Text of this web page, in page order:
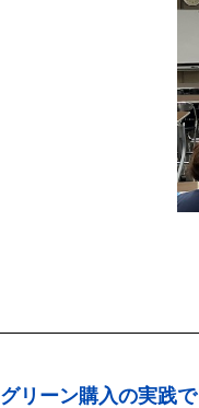
グリーン購入の実践で